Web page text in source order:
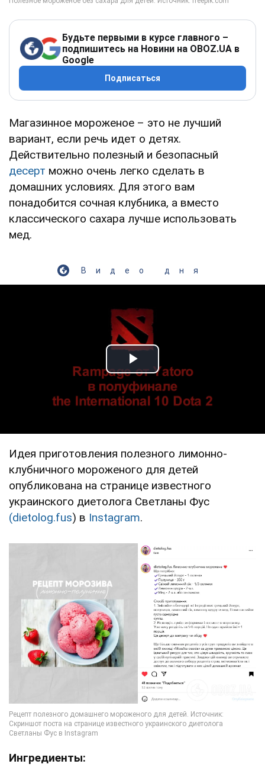
Будьте первыми в курсе главного –
подпишитесь на Новини на OBOZ.UA в
Google
Подписаться
Магазинное мороженое – это не лучший
вариант, если речь идет о детях.
Действительно полезный и безопасный
десерт можно очень легко сделать в
домашних условиях. Для этого вам
понадобится сочная клубника, а вместо
классического сахара лучше использовать
мед.
Видео дня
Play Video
Идея приготовления полезного лимонно-
клубничного мороженого для детей
опубликована на странице известного
украинского диетолога Светланы Фус
(dietolog.fus) в Instagram.
Ингредиенты: